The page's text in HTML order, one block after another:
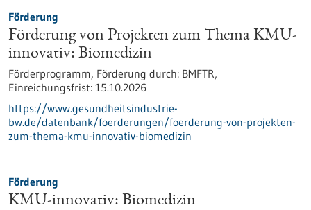
Förderung
Förderung von Projekten zum Thema KMU-
innovativ: Biomedizin
Förderprogramm, Förderung durch: BMFTR,
Einreichungsfrist: 15.10.2026
https://www.gesundheitsindustrie-
bw.de/datenbank/foerderungen/foerderung-von-projekten-
zum-thema-kmu-innovativ-biomedizin
Förderung
KMU-innovativ: Biomedizin